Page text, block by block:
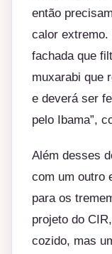
então
calor
fachada que
muxarabi que
e deverá ser
pelo Ibama”,
Além desses
com um outro
para os
projeto do
cozido, mas